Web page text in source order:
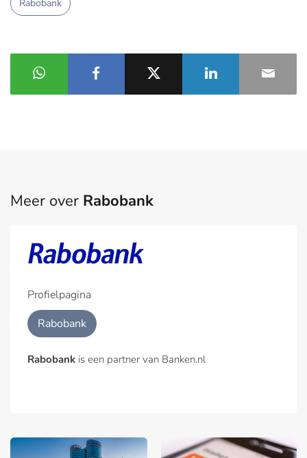
Rabobank
Meer over Rabobank
Profielpagina
Rabobank
Rabobank is een partner van Banken.nl